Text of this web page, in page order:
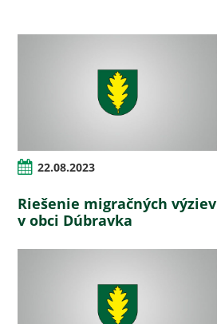
22.08.2023
Riešenie migračných výziev
v obci Dúbravka